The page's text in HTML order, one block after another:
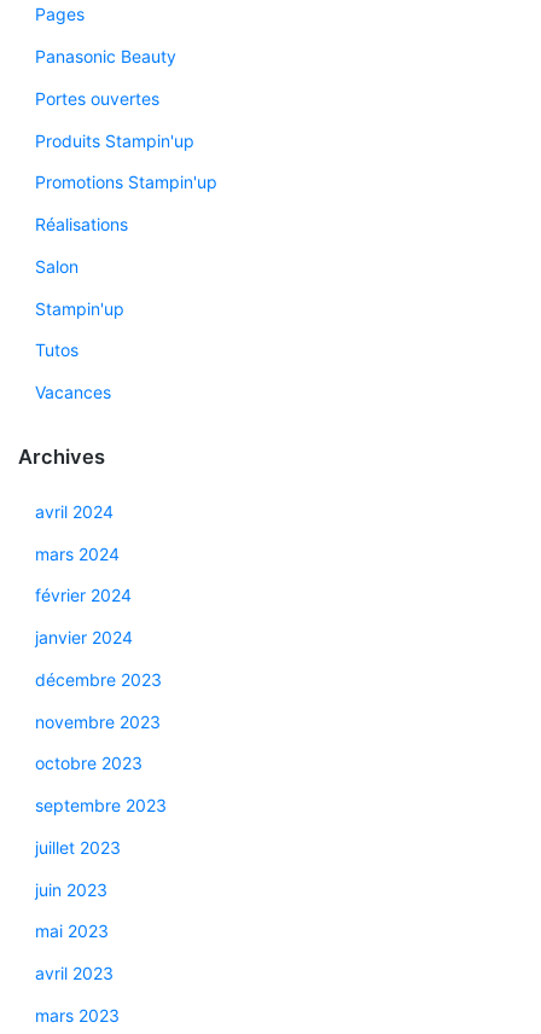
Pages
Panasonic Beauty
Portes ouvertes
Produits Stampin'up
Promotions Stampin'up
Réalisations
Salon
Stampin'up
Tutos
Vacances
Archives
avril 2024
mars 2024
février 2024
janvier 2024
décembre 2023
novembre 2023
octobre 2023
septembre 2023
juillet 2023
juin 2023
mai 2023
avril 2023
mars 2023